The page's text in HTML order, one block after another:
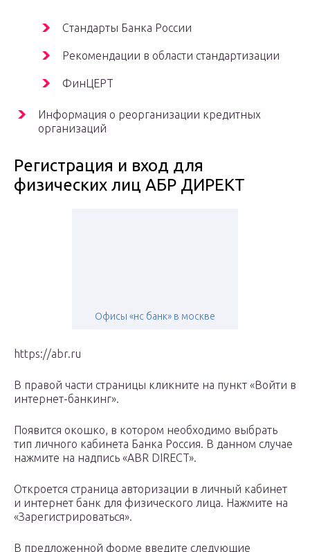
Стандарты Банка России
Рекомендации в области стандартизации
ФинЦЕРТ
Информация о реорганизации кредитных
организаций
Регистрация и вход для
физических лиц АБР ДИРЕКТ
Офисы «нс банк» в москве
https://abr.ru
В правой части страницы кликните на пункт «Войти в
интернет-банкинг».
Появится окошко, в котором необходимо выбрать
тип личного кабинета Банка Россия. В данном случае
нажмите на надпись «ABR DIRECT».
Откроется страница авторизации в личный кабинет
и интернет банк для физического лица. Нажмите на
«Зарегистрироваться».
В предложенной форме введите следующие